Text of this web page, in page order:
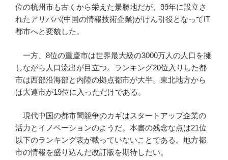
位の杭州市も古くから栄えた景勝地だが、99年に設立さ
れたアリババ(中国の情報技術企業)がけん引役となってIT
都市へと変貌した。
一方、8位の重慶市は世界最大級の3000万人の人口を擁
しながら人口流出が目立つ。ランキング20位入りした都
市は西部沿海部と内陸の拠点都市が大半。東北地方から
は大連市が19位に入っただけである。
現代中国の都市間競争のカギはスタートアップ企業の
活力とイノベーションのようだ。本書の残念な点は21位
以下のランキング表が載っていないことである。地方都
市の情報を盛り込んだ改訂版を期待したい。